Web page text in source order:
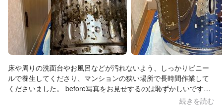
床や周りの洗面台やお風呂などが汚れないよう、しっかりビニー
ルで養生してくださり、マンションの狭い場所で長時間作業して
くださいました。 before写真をお見せするのは恥ずかしいです
が、2~1ヶ月ごとに定期的に市販の洗濯機洗浄液を使って掃除し、
続きを読む